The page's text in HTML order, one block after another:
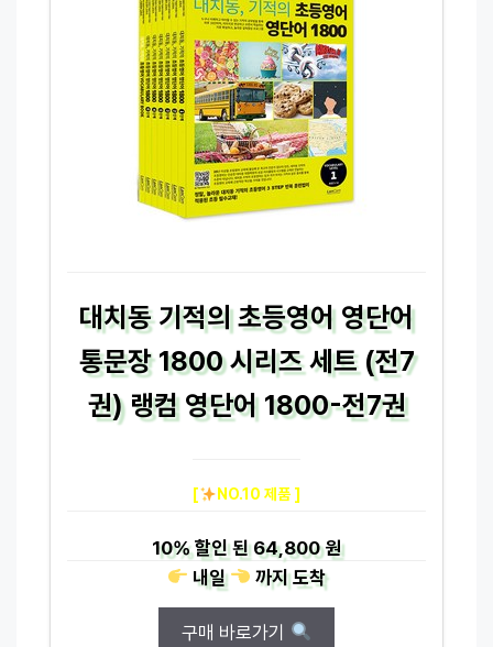
대치동 기적의 초등영어 영단어
통문장 1800 시리즈 세트 (전7
권) 랭컴 영단어 1800-전7권
[ NO.10 제품 ]
10%할인 된64,800 원
내일
까지도착
구매 바로가기